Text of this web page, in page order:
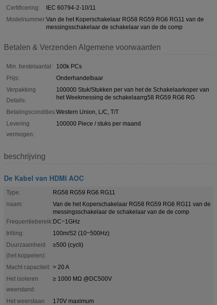
Certificering:
IEC 60794-2-10/11
Modelnummer:Van de het Koperschakelaar RG58 RG59 RG6 RG11 van de
messingsschakelaar de schakelaar van de de comp
Betalen & Verzenden Algemene voorwaarden
Min. bestelaantal:
100k PCs
Prijs:
Onderhandelbaar
Verpakking
Details:
100000 Stuk/Stukken per van het de Schakelaarkoper van
het Weekmessing de schakelaarrg58 RG59 RG6 RG
Betalingscondities:Western Union, L/C, T/T
Levering
vermogen:
100000 Piece / stuks per maand
beschrijving
De Kabel van HDMI AOC
Type:
RG58 RG59 RG6 RG11
naam:
Van de het Koperschakelaar RG58 RG59 RG6 RG11 van de
messingsschakelaar de schakelaar van de de comp
Frequentiebereik:DC~1GHz
trilling:
100m/S2 (10~500Hz)
Duurzaamheid
(het koppelen):
≥500 (cycli)
Macht capaciteit: > 20 A
Het isoleren
weerstand:
≥ 1000 MΩ @DC500V
Het weerstaan
170V maximum